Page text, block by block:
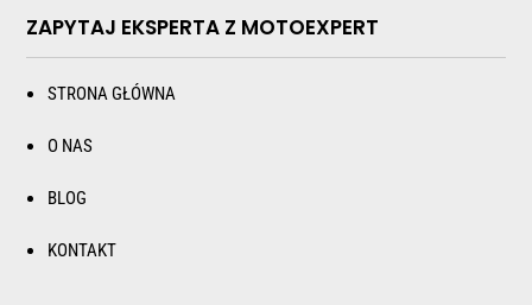
ZAPYTAJ EKSPERTA Z MOTOEXPERT
STRONA GŁÓWNA
O NAS
BLOG
KONTAKT